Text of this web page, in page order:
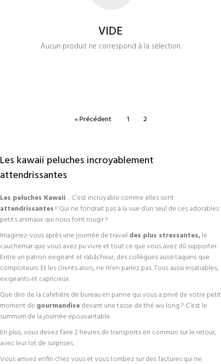
VIDE
Aucun produit ne correspond à la sélection.
« Précédent 1 2
Les kawaii peluches incroyablement
attendrissantes
Les peluches Kawaii… C’est incroyable comme elles sont
attendrissantes!! Qui ne fondrait pas à la vue d’un seul de ces adorables
petits animaux qui nous font rougir ?
Imaginez-vous après une journée de travail des plus stressantes,le
cauchemar que vous avez pu vivre et tout ce que vous avez dû supporter.
Entre un patron exigeant et rabâcheur, des collègues aussi taquins que
comploteurs. Et les clients alors, ne m’en parlez pas. Tous aussi insatiables,
exigeants et capricieux.
Que dire de la cafetière de bureau en panne qui vous a privé de votre petit
moment de gourmandisedevant une tasse de thé wu long ? C’est le
summum de la journée épouvantable.
En plus, vous devez faire 2 heures de transports en commun sur le retour,
avec leur lot de surprises.
Vous arrivez enfin chez vous et vous tombez sur des factures qui ne